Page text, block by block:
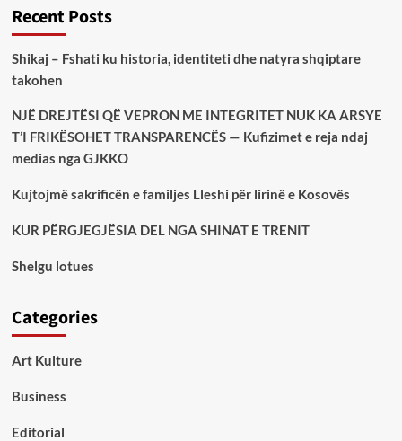
Recent Posts
Shikaj – Fshati ku historia, identiteti dhe natyra shqiptare
takohen
NJË DREJTËSI QË VEPRON ME INTEGRITET NUK KA ARSYE
T’I FRIKËSOHET TRANSPARENCËS — Kufizimet e reja ndaj
medias nga GJKKO
Kujtojmë sakrificën e familjes Lleshi për lirinë e Kosovës
KUR PËRGJEGJËSIA DEL NGA SHINAT E TRENIT
Shelgu lotues
Categories
Art Kulture
Business
Editorial